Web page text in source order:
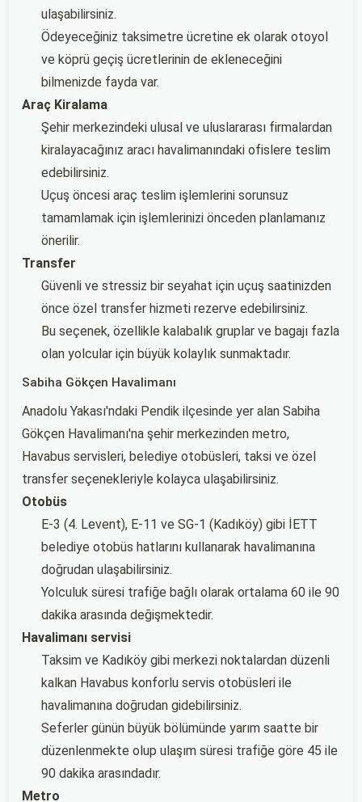
ulaşabilirsiniz.
Ödeyeceğiniz taksimetre ücretine ek olarak otoyol
ve köprü geçiş ücretlerinin de ekleneceğini
bilmenizde fayda var.
Araç Kiralama
Şehir merkezindeki ulusal ve uluslararası firmalardan
kiralayacağınız aracı havalimanındaki ofislere teslim
edebilirsiniz.
Uçuş öncesi araç teslim işlemlerini sorunsuz
tamamlamak için işlemlerinizi önceden planlamanız
önerilir.
Transfer
Güvenli ve stressiz bir seyahat için uçuş saatinizden
önce özel transfer hizmeti rezerve edebilirsiniz.
Bu seçenek, özellikle kalabalık gruplar ve bagajı fazla
olan yolcular için büyük kolaylık sunmaktadır.
Sabiha Gökçen Havalimanı
Anadolu Yakası'ndaki Pendik ilçesinde yer alan Sabiha
Gökçen Havalimanı'na şehir merkezinden metro,
Havabus servisleri, belediye otobüsleri, taksi ve özel
transfer seçenekleriyle kolayca ulaşabilirsiniz.
Otobüs
E-3 (4. Levent), E-11 ve SG-1 (Kadıköy) gibi İETT
belediye otobüs hatlarını kullanarak havalimanına
doğrudan ulaşabilirsiniz.
Yolculuk süresi trafiğe bağlı olarak ortalama 60 ile 90
dakika arasında değişmektedir.
Havalimanı servisi
Taksim ve Kadıköy gibi merkezi noktalardan düzenli
kalkan Havabus konforlu servis otobüsleri ile
havalimanına doğrudan gidebilirsiniz.
Seferler günün büyük bölümünde yarım saatte bir
düzenlenmekte olup ulaşım süresi trafiğe göre 45 ile
90 dakika arasındadır.
Metro